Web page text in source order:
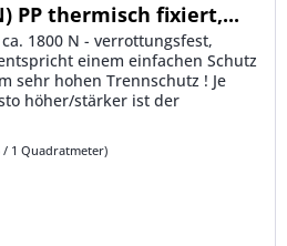
PP thermisch fixiert,...
1800 N - verrottungsfest,
einem einfachen Schutz
sehr hohen Trennschutz ! Je
höher/stärker ist der
/ 1 Quadratmeter)